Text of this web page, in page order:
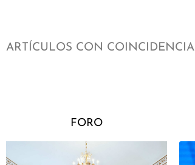
ARTÍCULOS CON COINCIDENCIA
FORO